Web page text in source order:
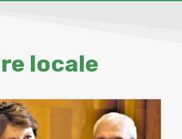
locale